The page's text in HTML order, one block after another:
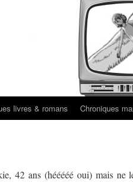
livres & romans Chroniques
42 ans (hééééé oui) mais ne